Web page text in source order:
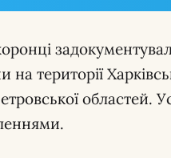
на території
областей.